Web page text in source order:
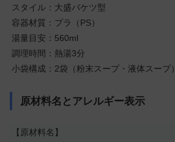
スタイル：大盛バケツ型
容器材質：プラ（PS）
湯量目安：560ml
調理時間：熱湯3分
小袋構成：2袋（粉末スープ・液体スープ）
原材料名とアレルギー表示
【原材料名】